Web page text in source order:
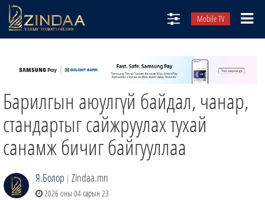
Mobile TV
ТВ8
ӨГЛӨӨНИЙ СОНИН
АУДИО ЗОХИОЛ
ЗИНДАА СЭТГҮҮЛ
Барилгын аюулгүй байдал, чанар,
стандартыг сайжруулах тухай
санамж бичиг байгууллаа
Я.Болор | Zindaa.mn
2026 оны 04 сарын 23